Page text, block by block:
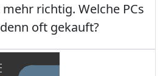
richtig. Welche PCs
oft gekauft?